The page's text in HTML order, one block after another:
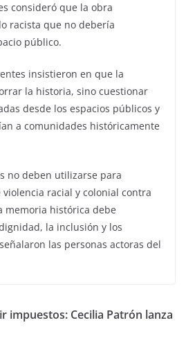
consideró que la obra
racista que no debería
público.
insistieron en que la
la historia, sino cuestionar
desde los espacios públicos y
a comunidades históricamente
no deben utilizarse para
racial y colonial contra
memoria histórica debe
la inclusión y los
las personas actoras del
impuestos: Cecilia Patrón lanza